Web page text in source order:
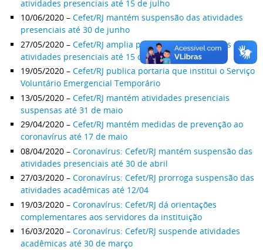
atividades presenciais até 15 de julho
10/06/2020 – Cefet/RJ mantém suspensão das atividades
presenciais até 30 de junho
27/05/2020 – Cefet/RJ amplia prazo de suspensão das
atividades presenciais até 15 de junho
19/05/2020 – Cefet/RJ publica portaria que institui o Serviço
Voluntário Emergencial Temporário
13/05/2020 – Cefet/RJ mantém atividades presenciais
suspensas até 31 de maio
29/04/2020 – Cefet/RJ mantém medidas de prevenção ao
coronavírus até 17 de maio
08/04/2020 – Coronavírus: Cefet/RJ mantém suspensão das
atividades presenciais até 30 de abril
27/03/2020 – Coronavírus: Cefet/RJ prorroga suspensão das
atividades acadêmicas até 12/04
19/03/2020 – Coronavírus: Cefet/RJ dá orientações
complementares aos servidores da instituição
16/03/2020 – Coronavírus: Cefet/RJ suspende atividades
acadêmicas até 30 de março